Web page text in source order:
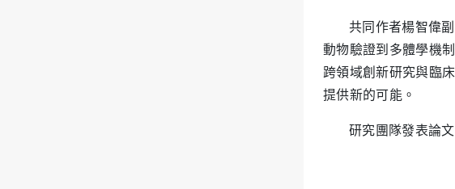
共同作者楊智偉
動物驗證到多體學機
跨領域創新研究與臨
提供新的可能。
研究團隊發表論